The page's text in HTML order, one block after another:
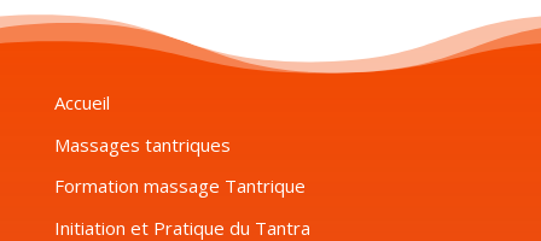
Accueil
Massages tantriques
Formation massage Tantrique
Initiation et Pratique du Tantra